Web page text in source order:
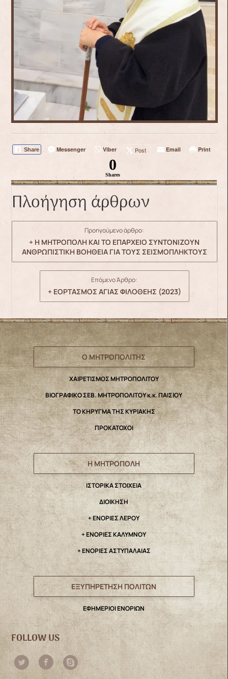
Share Messenger Viber Post Email Print
0
Shares
Πλοήγηση άρθρων
Προηγούμενο άρθρο:
+ Η ΜΗΤΡΟΠΟΛΗ ΚΑΙ ΤΟ ΕΠΑΡΧΕΙΟ ΣΥΝΤΟΝΙΖΟΥΝ
ΑΝΘΡΩΠΙΣΤΙΚΗ ΒΟΗΘΕΙΑ ΓΙΑ ΤΟΥΣ ΣΕΙΣΜΟΠΛΗΚΤΟΥΣ
Επόμενο Άρθρο:
+ ΕΟΡΤΑΣΜΟΣ ΑΓΙΑΣ ΦΙΛΟΘΕΗΣ (2023)
Ο ΜΗΤΡΟΠΟΛΙΤΗΣ
ΧΑΙΡΕΤΙΣΜΟΣ ΜΗΤΡΟΠΟΛΙΤΟΥ
ΒΙΟΓΡΑΦΙΚΟ ΣΕΒ. ΜΗΤΡΟΠΟΛΙΤΟΥ κ.κ. ΠΑΙΣΙΟΥ
ΤΟ ΚΗΡΥΓΜΑ ΤΗΣ ΚΥΡΙΑΚΗΣ
ΠΡΟΚΑΤΟΧΟΙ
Η ΜΗΤΡΟΠΟΛΗ
IΣΤΟΡΙΚΑ ΣΤΟΙΧΕΙΑ
ΔΙΟΙΚΗΣΗ
+ ΕΝΟΡΙΕΣ ΛΕΡΟΥ
+ ΕΝΟΡΙΕΣ ΚΑΛΥΜΝΟΥ
+ ΕΝΟΡΙΕΣ ΑΣΤΥΠΑΛΑΙΑΣ
ΕΞΥΠΗΡΕΤΗΣΗ ΠΟΛΙΤΩΝ
ΕΦΗΜΕΡΙΟΙ ΕΝΟΡΙΩΝ
FOLLOW US